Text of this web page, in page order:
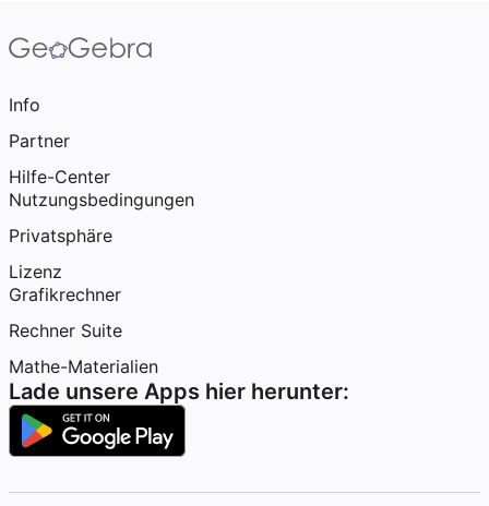
Info
Partner
Hilfe-Center
Nutzungsbedingungen
Privatsphäre
Lizenz
Grafikrechner
Rechner Suite
Mathe-Materialien
Lade unsere Apps hier herunter: